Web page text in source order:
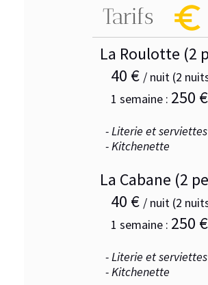
Tarifs euro_symbol
La Roulotte (2
40 €/ nuit (2 nuits
1 semaine :250 €
- Literie et serviettes de
- Kitchenette
La Cabane (2
40 €/ nuit (2 nuits
1 semaine :250 €
- Literie et serviettes de
- Kitchenette